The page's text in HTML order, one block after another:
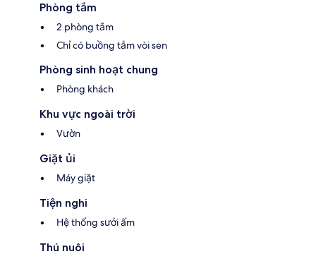
Phòng tắm
2 phòng tắm
Chỉ có buồng tắm vòi sen
Phòng sinh hoạt chung
Phòng khách
Khu vực ngoài trời
Vườn
Giặt ủi
Máy giặt
Tiện nghi
Hệ thống sưởi ấm
Thú nuôi